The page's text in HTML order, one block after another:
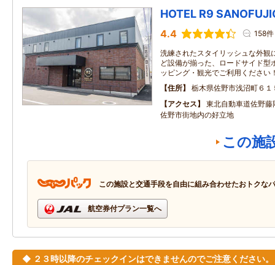
HOTEL R9
4.4 158件
洗練されたスタイリッシュな外観
ど設備が揃った、ロードサイド型
ッピング・観光でご利用ください
住所
栃木県佐野市浅沼町６１
アクセス
東北自動車道佐野
佐野市街地内の好立地
この施
この施設と交通手段を自由に組み合わせたおトクな
航空券付プラン一覧へ
◆ ２３時以降のチェックインはできませんのでご注意ください。